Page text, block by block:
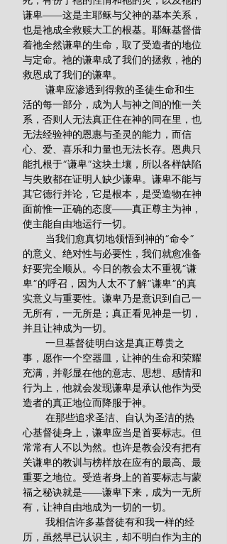
谦卑——这是主耶稣与父神的基本关系，
也是祂成全救赎大工的根基。耶稣基督借
着祂全然谦卑的生命，取了受造者的地位
与定命。祂的谦卑成了我们的拯救，祂的
救恩成了我们的谦卑。
活的每一部分，成为人与神之间的惟一关
系，否则人无法真正住在神的同在里，也
无法经验神的恩惠与圣灵的能力，而信
心、爱、喜乐和力量也无法长存。恩典只
能扎根于“谦卑”这块土壤，所以各样缺陷
与失败都在证明人缺少谦卑。谦卑不能与
其它德行并论，它是根本，是受造物在神
面前惟一正确的态度——真正尊主为神，
使主能自由地运行一切。
的意义、绝对性与必要性，我们就愈准备
好要完全顺从。今日的教会太不重视“谦
卑”的呼召，因为人太不了解“谦卑”的真
实意义与重要性。谦卑乃是意识到自己一
无所有，一无所是；真正看见神是一切，
并且让神成为一切。
事，愿作一个空器皿，让神的生命和荣耀
充满，并彰显在他的意志、思想、感情和
行为上，他就会发现谦卑是承认他作为受
造者的真正地位而降服于神。
心基督徒身上，谦卑应当是首要标志。但
常常有人不以为然。也许是教会没有把有
关谦卑的教训与榜样放在应有的最高、最
重要之地位。受造者身上的首要标志与蒙
福之秘诀就是——谦卑下来，成为一无所
有，让神自由地成为一切的一切。
历，虽然早已认识主，却不明白作为主的